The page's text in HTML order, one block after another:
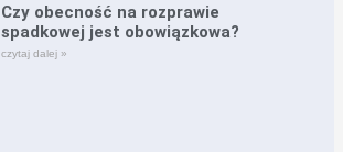
Czy obecność na rozprawie
spadkowej jest obowiązkowa?
czytaj dalej »